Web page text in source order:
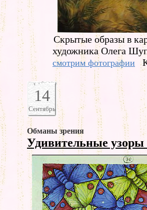
Скрытые образы в
художника Олега
смотрим фотографии
14
Сентябрь
Обманы зрения
Удивительные